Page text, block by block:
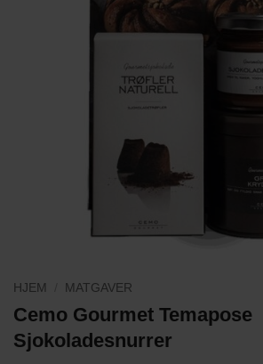
HJEM MATGAVER
Cemo Gourmet Temapose
Sjokoladesnurrer